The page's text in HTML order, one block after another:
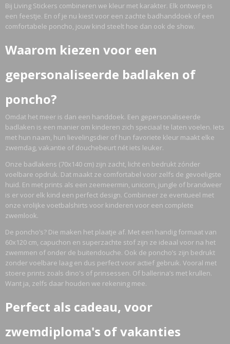
Bij Living Stickers combineren we kleur met karakter. Elk ontwerp is
een feestje. En of je nu kiest voor een zachte badhanddoek of een
comfortabele poncho, jouw kind steelt hoe dan ook de show.
Waarom kiezen voor een
gepersonaliseerde badlaken of
poncho?
Omdat het meer is dan een handdoek. Een gepersonaliseerde
badlaken is een manier om kinderen zich speciaal te laten voelen. Iets
met hun naam, hun lievelingsdier of hun favoriete kleur maakt elke
zwemdag, vakantie of douchebeurt nét iets leuker.
Onze badlakens (70x140 cm) zijn zacht, licht en bedrukt zónder
voelbare opdruk. Dat maakt ze comfortabel voor zelfs de gevoeligste
huid. En met prints als een zeemeermin, unicorn, jungle of brandweer
is er voor elk kind een perfect design. Combineer ze eventueel met
onze vrolijke voetbalshirts voor kinderen voor een complete
zwemlook.
De poncho’s? Die maken het plaatje af. Met een handig formaat van
60x120 cm, capuchon en superzachte stof zijn ze ideaal voor na het
zwemmen of onder de buitendouche. Ook de poncho’s zijn bedrukt
zonder voelbare laag en dus perfect voor actief gebruik. Vooral met
stoere prints zoals dino's of prinsessen. Of ballerina’s met krullen.
Want ja, zelfs daar houden we rekening mee.
Perfect als cadeau, voor
zwemdiploma's of vakanties